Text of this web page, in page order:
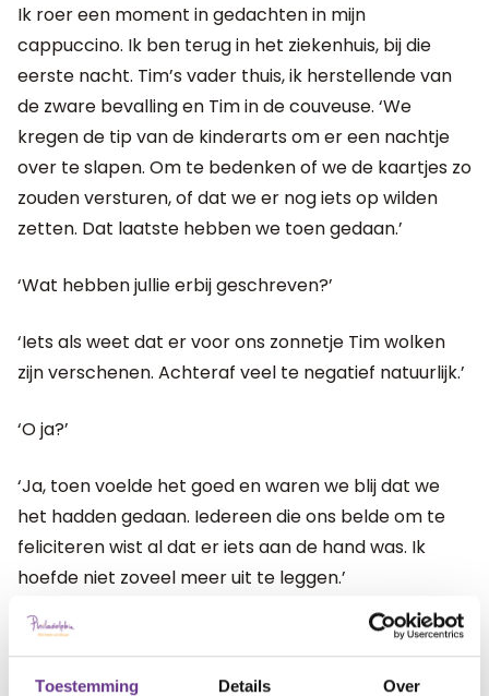
Toestemming Details Over
Ik roer een moment in gedachten in mijn
cappuccino. Ik ben terug in het ziekenhuis, bij die
eerste nacht. Tim’s vader thuis, ik herstellende van
de zware bevalling en Tim in de couveuse. ‘We
kregen de tip van de kinderarts om er een nachtje
over te slapen. Om te bedenken of we de kaartjes zo
zouden versturen, of dat we er nog iets op wilden
zetten. Dat laatste hebben we toen gedaan.’
‘Wat hebben jullie erbij geschreven?’
‘Iets als weet dat er voor ons zonnetje Tim wolken
zijn verschenen. Achteraf veel te negatief natuurlijk.’
‘O ja?’
‘Ja, toen voelde het goed en waren we blij dat we
het hadden gedaan. Iedereen die ons belde om te
feliciteren wist al dat er iets aan de hand was. Ik
hoefde niet zoveel meer uit te leggen.’
‘Dus je zou ons wel aanraden om het van tevoren te
vertellen?’